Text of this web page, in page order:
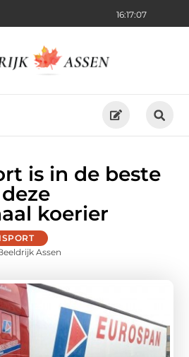
16:17:08
is in de beste
koerier
Assen